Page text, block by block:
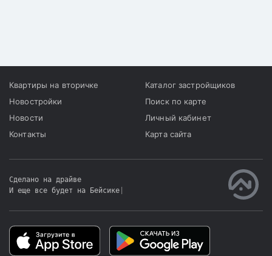
Квартиры на вторичке
Новостройки
Новости
Контакты
Каталог застройщиков
Поиск по карте
Личный кабинет
Карта сайта
Сделано на драйве
И еще все будет на Бейсике